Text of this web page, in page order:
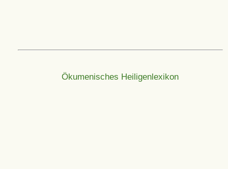
Ökumenisches Heiligenlexikon